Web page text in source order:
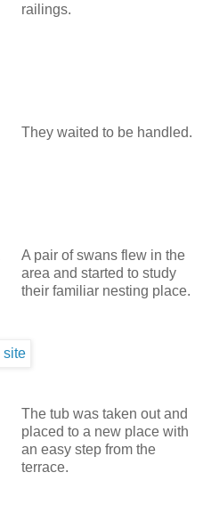
railings.
They waited to be handled.
A pair of swans flew in the
area and started to study
their familiar nesting place.
The tub was taken out and
placed to a new place with
an easy step from the
terrace.